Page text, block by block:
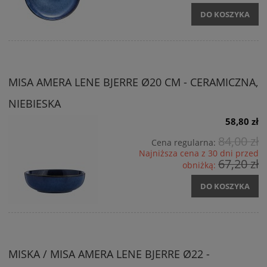
DO KOSZYKA
MISA AMERA LENE BJERRE Ø20 CM - CERAMICZNA,
NIEBIESKA
58,80 zł
Cena regularna: 84,00 zł
Najniższa cena z 30 dni przed
obniżką: 67,20 zł
DO KOSZYKA
MISKA / MISA AMERA LENE BJERRE Ø22 -